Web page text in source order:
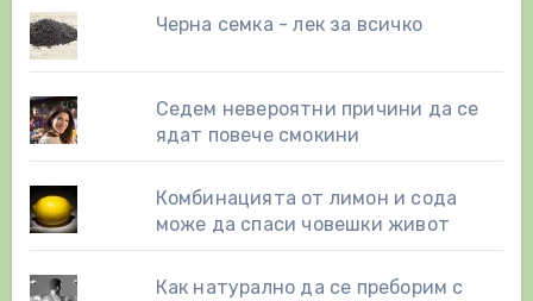
Черна семка - лек за всичко
Седем невероятни причини да се
ядат повече смокини
Комбинацията от лимон и сода
може да спаси човешки живот
Как натурално да се преборим с